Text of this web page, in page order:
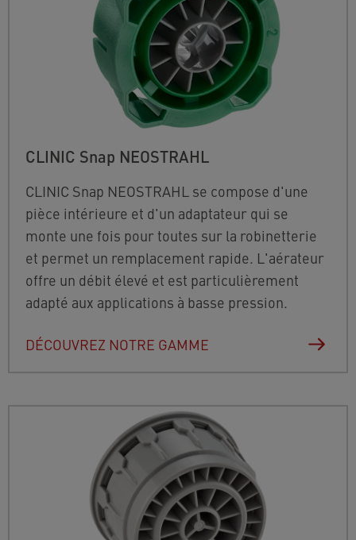
CLINIC Snap NEOSTRAHL
CLINIC Snap NEOSTRAHL se compose d'une
pièce intérieure et d'un adaptateur qui se
monte une fois pour toutes sur la robinetterie
et permet un remplacement rapide. L'aérateur
offre un débit élevé et est particulièrement
adapté aux applications à basse pression.
DÉCOUVREZ NOTRE GAMME